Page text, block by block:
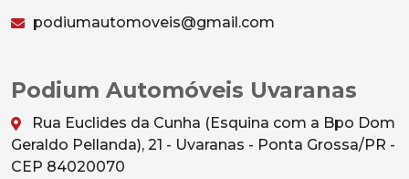
podiumautomoveis@gmail.com
Podium Automóveis Uvaranas
Rua Euclides da Cunha (Esquina com a Bpo Dom
Geraldo Pellanda), 21 - Uvaranas - Ponta Grossa/PR -
CEP 84020070